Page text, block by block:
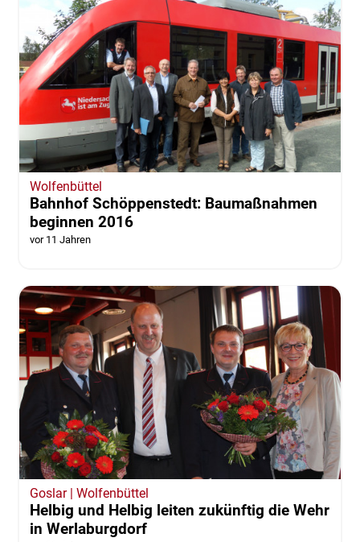
Goslar | Wolfenbüttel
Insektenvielfalt durch Spätblüher: Günstige
Sammelbestellung
vor 11 Jahren
Wolfenbüttel
Bahnhof Schöppenstedt: Baumaßnahmen
beginnen 2016
vor 11 Jahren